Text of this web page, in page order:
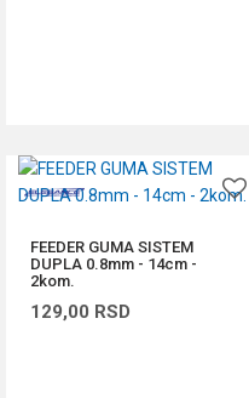
FEEDER GUMA SISTEM
DUPLA 0.8mm - 14cm -
2kom.
129,00 RSD